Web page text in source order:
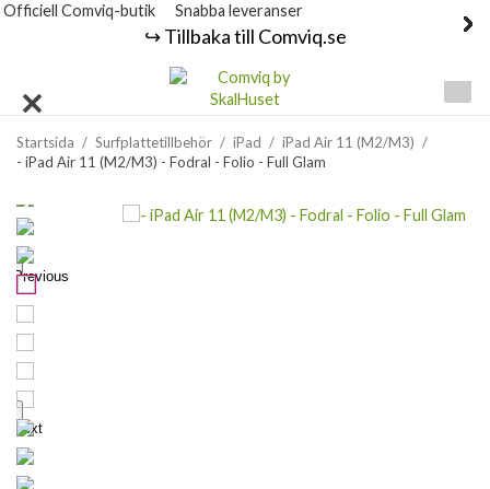
Officiell Comviq-butik Snabba leveranser
↪️ Tillbaka till Comviq.se
Startsida / Surfplattetillbehör / iPad / iPad Air 11 (M2/M3) /
- iPad Air 11 (M2/M3) - Fodral - Folio - Full Glam
Previous
Next